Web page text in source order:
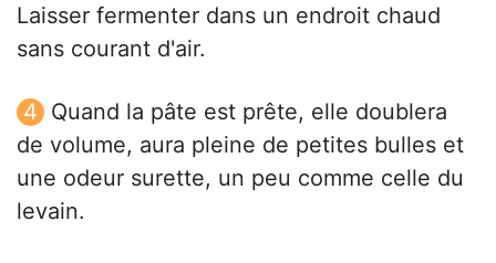
Laisser fermenter dans un endroit chaud
sans courant d'air.
Quand la pâte est prête, elle doublera
de volume, aura pleine de petites bulles et
une odeur surette, un peu comme celle du
levain.